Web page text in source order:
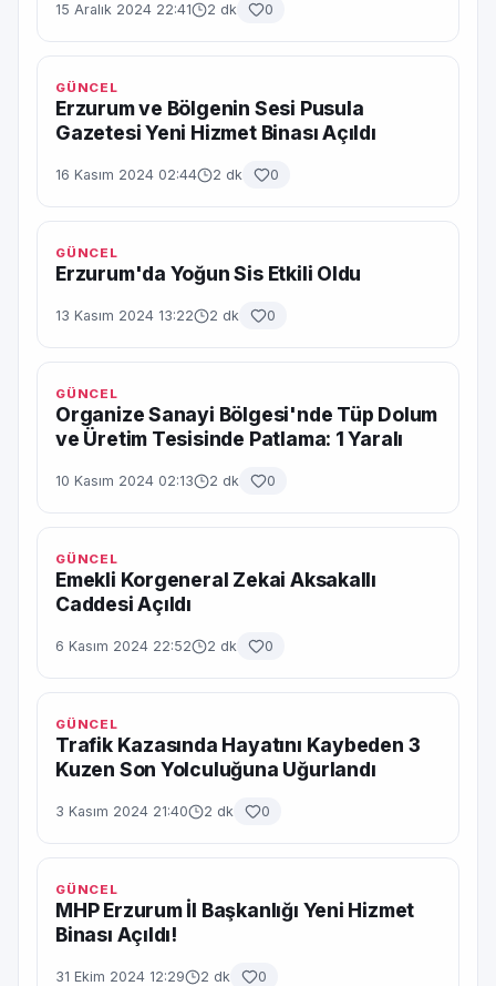
15 Aralık 2024 22:41 2 dk 0
GÜNCEL
Erzurum ve Bölgenin Sesi Pusula
Gazetesi Yeni Hizmet Binası Açıldı
16 Kasım 2024 02:44 2 dk 0
GÜNCEL
Erzurum'da Yoğun Sis Etkili Oldu
13 Kasım 2024 13:22 2 dk 0
GÜNCEL
Organize Sanayi Bölgesi'nde Tüp Dolum
ve Üretim Tesisinde Patlama: 1 Yaralı
10 Kasım 2024 02:13 2 dk 0
GÜNCEL
Emekli Korgeneral Zekai Aksakallı
Caddesi Açıldı
6 Kasım 2024 22:52 2 dk 0
GÜNCEL
Trafik Kazasında Hayatını Kaybeden 3
Kuzen Son Yolculuğuna Uğurlandı
3 Kasım 2024 21:40 2 dk 0
GÜNCEL
MHP Erzurum İl Başkanlığı Yeni Hizmet
Binası Açıldı!
31 Ekim 2024 12:29 2 dk 0